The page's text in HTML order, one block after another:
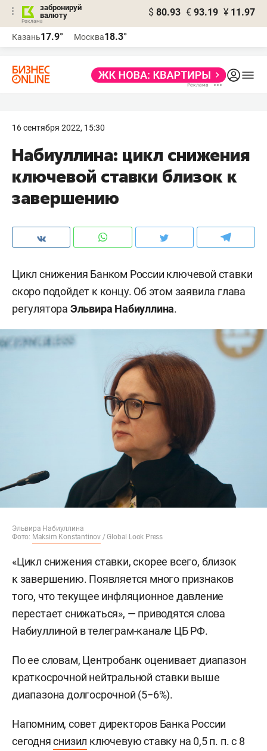
забронируй
валюту
$ 80.93 € 93.19 ¥ 11.97
Казань17.9° Москва18.3°
16 сентября 2022, 15:30
Набиуллина: цикл снижения
ключевой ставки близок к
завершению
Цикл снижения Банком России ключевой ставки
скоро подойдет к концу. Об этом заявила глава
регулятора Эльвира Набиуллина.
Эльвира Набиуллина
Фото: Maksim Konstantinov / Global Look Press
«Цикл снижения ставки, скорее всего, близок
к завершению. Появляется много признаков
того, что текущее инфляционное давление
перестает снижаться», — приводятся слова
Набиуллиной в телеграм-канале ЦБ РФ.
По ее словам, Центробанк оценивает диапазон
краткосрочной нейтральной ставки выше
диапазона долгосрочной (5−6%).
Напомним, совет директоров Банка России
сегодняснизил ключевую ставку на 0,5 п. п. с 8